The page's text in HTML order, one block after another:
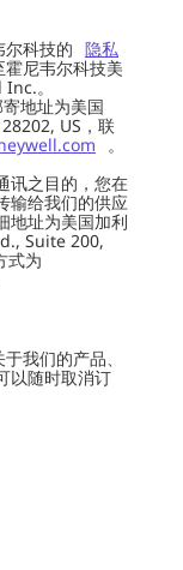
尔科技的 隐私
尼韦尔科技美
。
地址为美国
US，联
。
讯之目的，您在
输给我们的供应
址为美国加利
Suite 200,
式为
我们的产品、
以随时取消订